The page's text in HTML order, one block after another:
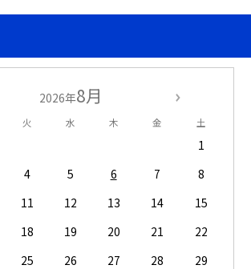
2026年8月
火 水 木 金 土
1
4 5 6 7
8
11 12 13 14
15
18 19 20 21
22
25 26 27 28
29